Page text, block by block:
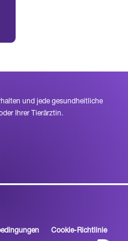
und jede gesundheitliche
Ihrer Tierärztin.
Cookie-Richtlinie